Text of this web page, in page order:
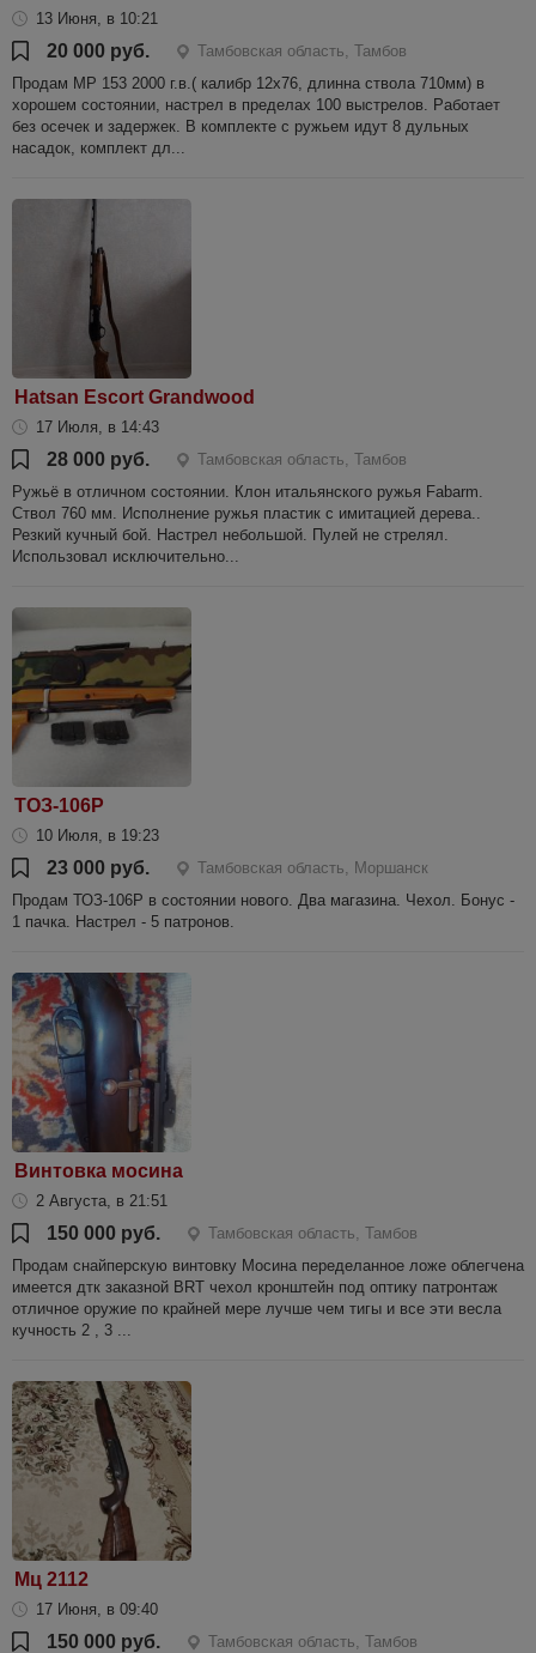
13 Июня, в 10:21
20 000 руб.
Тамбовская область, Тамбов
Продам МР 153 2000 г.в.( калибр 12х76, длинна ствола 710мм) в
хорошем состоянии, настрел в пределах 100 выстрелов. Работает
без осечек и задержек. В комплекте с ружьем идут 8 дульных
насадок, комплект дл...
Hatsan Escort Grandwood
17 Июля, в 14:43
28 000 руб.
Тамбовская область, Тамбов
Ружьё в отличном состоянии. Клон итальянского ружья Fabarm.
Ствол 760 мм. Исполнение ружья пластик с имитацией дерева..
Резкий кучный бой. Настрел небольшой. Пулей не стрелял.
Использовал исключительно...
ТОЗ-106Р
10 Июля, в 19:23
23 000 руб.
Тамбовская область, Моршанск
Продам ТОЗ-106Р в состоянии нового. Два магазина. Чехол. Бонус -
1 пачка. Настрел - 5 патронов.
Винтовка мосина
2 Августа, в 21:51
150 000 руб.
Тамбовская область, Тамбов
Продам снайперскую винтовку Мосина переделанное ложе облегчена
имеется дтк заказной BRT чехол кронштейн под оптику патронтаж
отличное оружие по крайней мере лучше чем тигы и все эти весла
кучность 2 , 3 ...
Мц 2112
17 Июня, в 09:40
150 000 руб.
Тамбовская область, Тамбов